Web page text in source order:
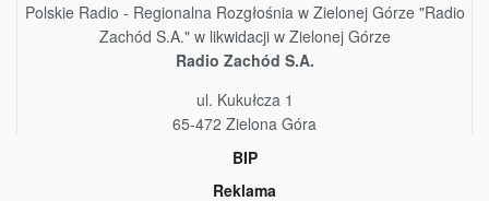
Polskie Radio - Regionalna Rozgłośnia w Zielonej Górze "Radio
Zachód S.A." w likwidacji w Zielonej Górze
Radio Zachód S.A.
ul. Kukułcza 1
65-472 Zielona Góra
BIP
Reklama